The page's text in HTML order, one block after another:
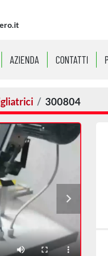
AZIENDA CONTATTI
300804